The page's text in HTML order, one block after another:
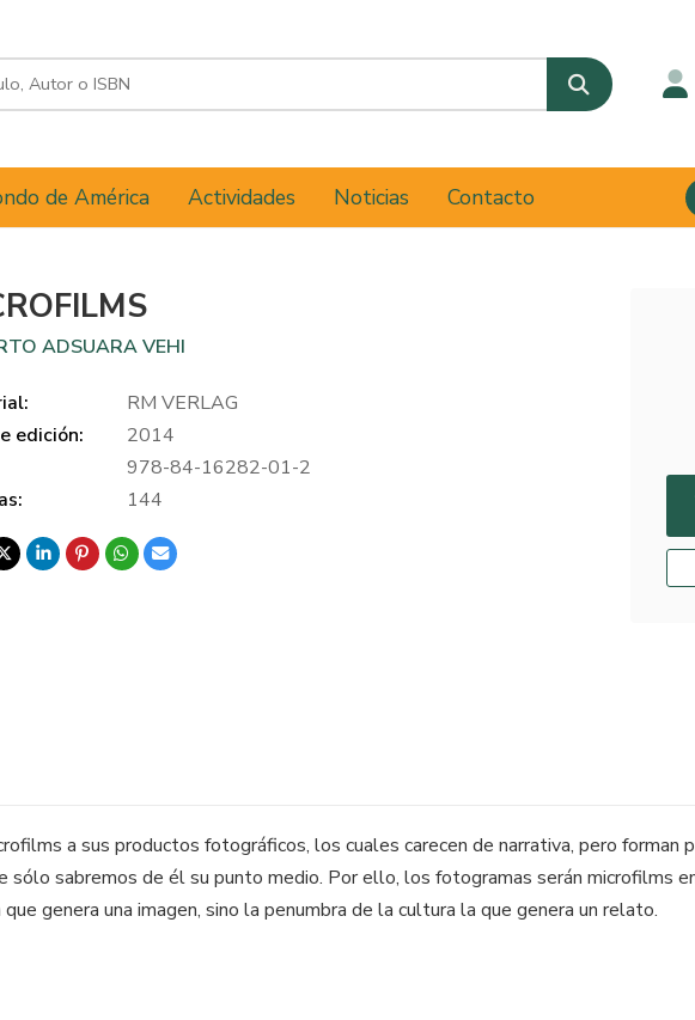
de América Actividades Noticias Contacto
ADSUARA VEHI
RM VERLAG
edición:
2014
978-84-16282-01-2
144
a sus productos fotográficos, los cuales carecen de narrativa, pero forman
sólo sabremos de él su punto medio. Por ello, los fotogramas serán microfilms
genera una imagen, sino la penumbra de la cultura la que genera un relato.